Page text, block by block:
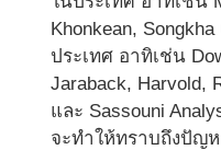
Khonkean,
ประเทศ อาทิเช่น
Jaraback, Harvold,
และ Sassouni
จะทำให้ทราบถึงปัญห